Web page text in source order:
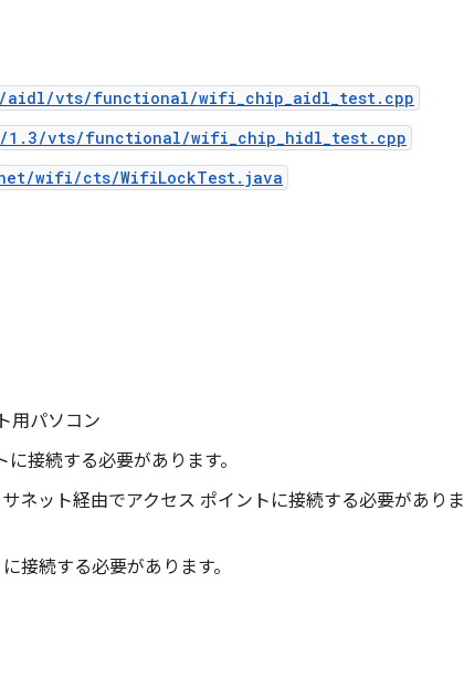
aidl/vts/functional/wifi_chip_aidl_test.cpp
1.3/vts/functional/wifi_chip_hidl_test.cpp
wifi/cts/WifiLockTest.java
用パソコン
接続する必要があります。
ネット経由でアクセス ポイントに接続する必要がありま
接続する必要があります。